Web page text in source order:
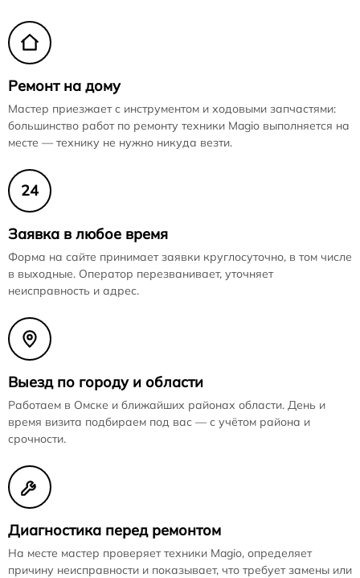
Ремонт на дому
Мастер приезжает с инструментом и ходовыми запчастями:
большинство работ по ремонту техники Magio выполняется на
месте — технику не нужно никуда везти.
24
Заявка в любое время
Форма на сайте принимает заявки круглосуточно, в том числе
в выходные. Оператор перезванивает, уточняет
неисправность и адрес.
Выезд по городу и области
Работаем в Омске и ближайших районах области. День и
время визита подбираем под вас — с учётом района и
срочности.
Диагностика перед ремонтом
На месте мастер проверяет техники Magio, определяет
причину неисправности и показывает, что требует замены или